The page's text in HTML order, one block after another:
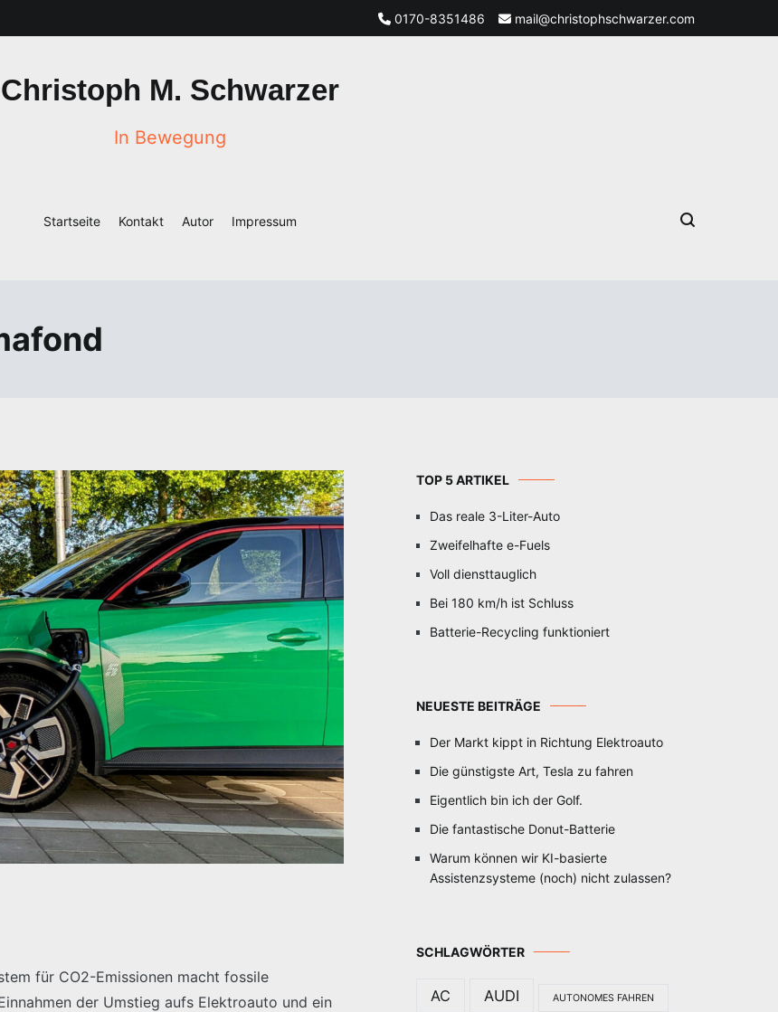
0170-8351486 mail@christophschwarzer.com
Christoph M. Schwarzer
In Bewegung
Startseite Kontakt Autor Impressum
für CO2-Emissionen macht fossile
der Umstieg aufs Elektroauto und ein
TOP 5 ARTIKEL
Das reale 3-Liter-Auto
Zweifelhafte e-Fuels
Voll diensttauglich
Bei 180 km/h ist Schluss
Batterie-Recycling funktioniert
NEUESTE BEITRÄGE
Der Markt kippt in Richtung Elektroauto
Die günstigste Art, Tesla zu fahren
Eigentlich bin ich der Golf.
Die fantastische Donut-Batterie
Warum können wir KI-basierte
Assistenzsysteme (noch) nicht zulassen?
SCHLAGWÖRTER
AC AUDI AUTONOMES FAHREN